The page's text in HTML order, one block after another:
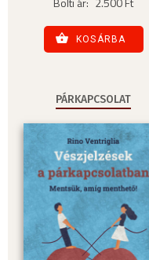
KOSÁRBA
PÁRKAPCSOLAT